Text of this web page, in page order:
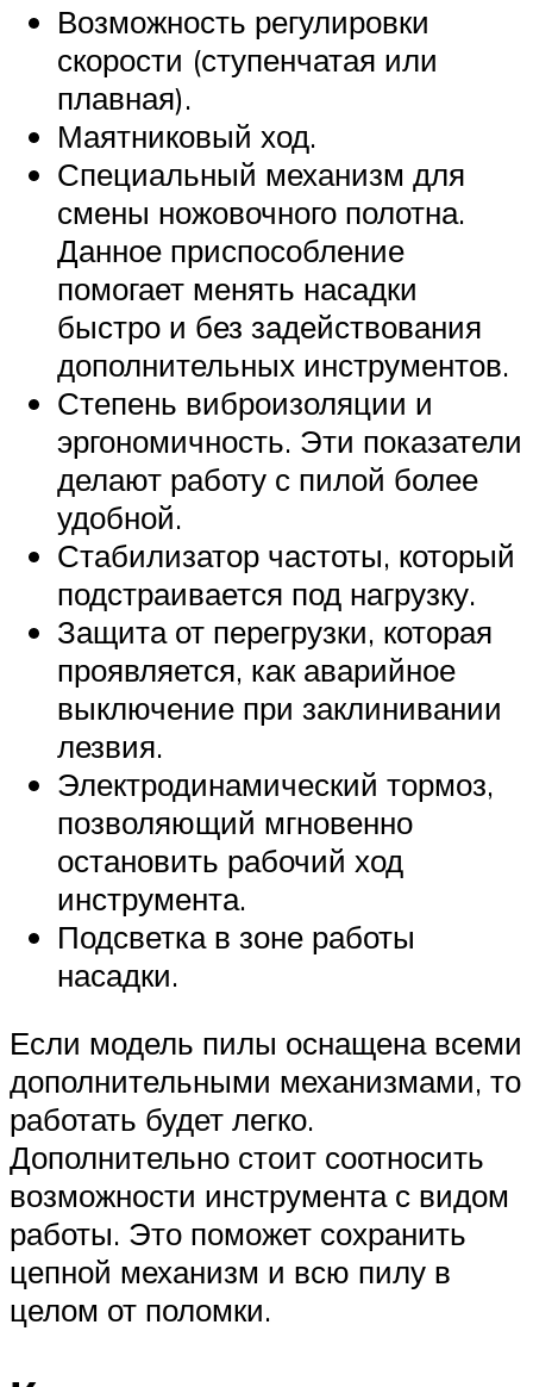
Возможность регулировки
скорости (ступенчатая или
плавная).
Маятниковый ход.
Специальный механизм для
смены ножовочного полотна.
Данное приспособление
помогает менять насадки
быстро и без задействования
дополнительных инструментов.
Степень виброизоляции и
эргономичность. Эти показатели
делают работу с пилой более
удобной.
Стабилизатор частоты, который
подстраивается под нагрузку.
Защита от перегрузки, которая
проявляется, как аварийное
выключение при заклинивании
лезвия.
Электродинамический тормоз,
позволяющий мгновенно
остановить рабочий ход
инструмента.
Подсветка в зоне работы
насадки.
Если модель пилы оснащена всеми
дополнительными механизмами, то
работать будет легко.
Дополнительно стоит соотносить
возможности инструмента с видом
работы. Это поможет сохранить
цепной механизм и всю пилу в
целом от поломки.